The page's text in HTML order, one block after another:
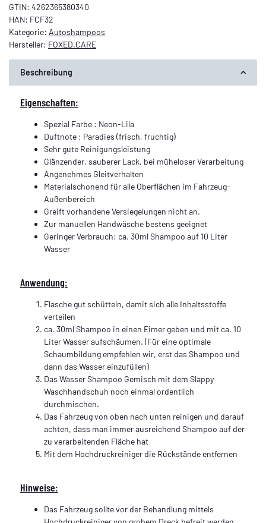
GTIN: 4262365380340
HAN: FCF32
Kategorie: Autoshampoos
Hersteller: FOXED.CARE
Beschreibung
Eigenschaften:
Spezial Farbe : Neon-Lila
Duftnote : Paradies (frisch, fruchtig)
Sehr gute Reinigungsleistung
Glänzender, sauberer Lack, bei müheloser Verarbeitung
Angenehmes Gleitverhalten
Materialschonend für alle Oberflächen im Fahrzeug-
Außenbereich
Greift vorhandene Versiegelungen nicht an.
Zur manuellen Handwäsche bestens geeignet
Geringer Verbrauch: ca. 30ml Shampoo auf 10 Liter
Wasser
Anwendung:
Flasche gut schütteln, damit sich alle Inhaltsstoffe
verteilen
ca. 30ml Shampoo in einen Eimer geben und mit ca. 10
Liter Wasser aufschäumen. (Für eine optimale
Schaumbildung empfehlen wir, erst das Shampoo und
dann das Wasser einzufüllen)
Das Wasser Shampoo Gemisch mit dem Slappy
Waschhandschuh noch einmal ordentlich
durchmischen.
Das Fahrzeug von oben nach unten reinigen und darauf
achten, dass man immer ausreichend Shampoo auf der
zu verarbeitenden Fläche hat
Mit dem Hochdruckreiniger die Rückstände entfernen
Hinweise:
Das Fahrzeug sollte vor der Behandlung mittels